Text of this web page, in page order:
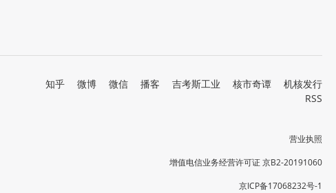
知乎 微博 微信 播客 吉考斯工业 核市奇谭
机核发行
RSS
营业执照
增值电信业务经营许可证 京B2-20191060
京ICP备17068232号-1